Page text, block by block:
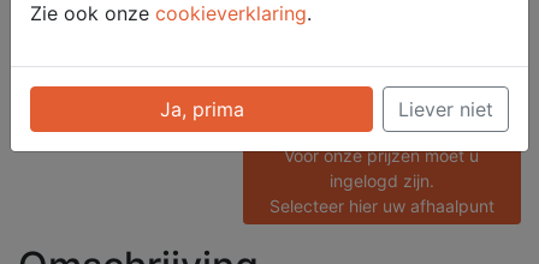
51120
Categorie
Vlees - Rund
Voor onze prijzen moet u
ingelogd zijn.
Selecteer hier uw afhaalpunt
Zie ook onze cookieverklaring.
Ja, prima Liever niet